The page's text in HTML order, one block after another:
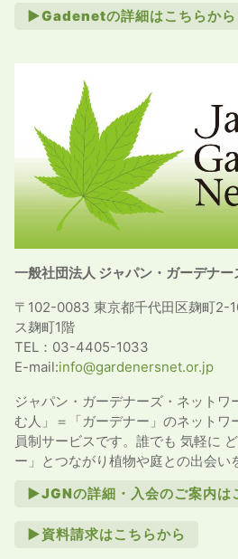
►Gadenetの詳細はこちらから
一般社団法人 ジャパン・ガーデナー
〒102-0083 東京都千代田区麹町2-
ス麹町1階
TEL：03-4405-1033
E-mail:info@gardenersnet.or.jp
ジャパン・ガーデナーズ・ネットワ
む人」＝「ガーデナー」のネットワ
員制サービスです。誰でも 気軽に
ー」とつながり植物や庭との出会い
►JGNの詳細・入会のご案内は
►資料請求はこちらから